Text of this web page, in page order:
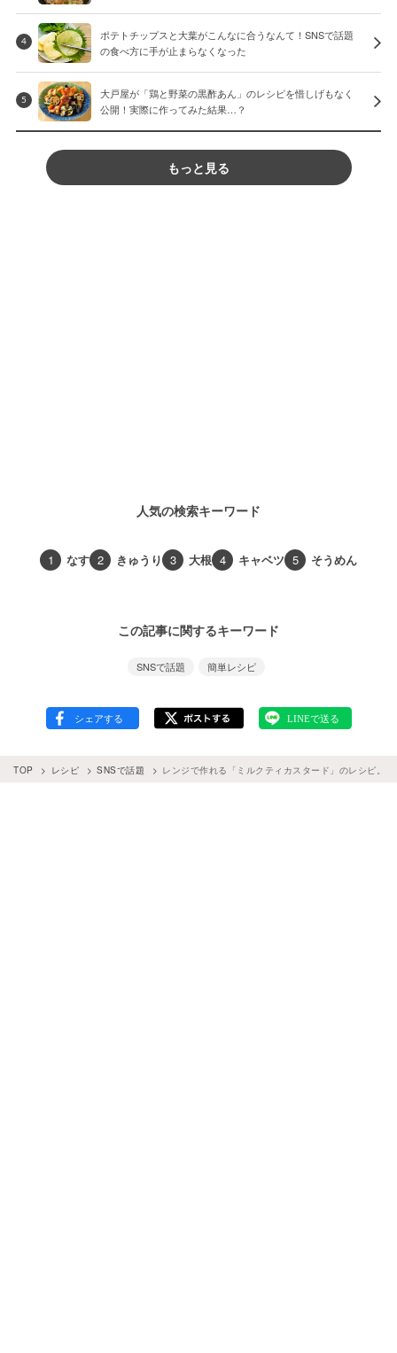
4
ポテトチップスと大葉がこんなに合うなんて！SNSで話題
の食べ方に手が止まらなくなった
5
大戸屋が「鶏と野菜の黒酢あん」のレシピを惜しげもなく
公開！実際に作ってみた結果…？
もっと見る
人気の検索キーワード
1 なす 2 きゅうり 3 大根 4 キャベツ 5 そうめん
この記事に関するキーワード
SNSで話題 簡単レシピ
TOP レシピ SNSで話題 レンジで作れる「ミルクティカスタード」のレシピ。